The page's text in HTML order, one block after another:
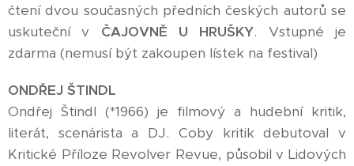
čtení dvou současných předních českých autorů se
uskuteční v ČAJOVNĚ U HRUŠKY. Vstupné je
zdarma (nemusí být zakoupen lístek na festival)
ONDŘEJ ŠTINDL
Ondřej Štindl (*1966) je filmový a hudební kritik,
literát, scenárista a DJ. Coby kritik debutoval v
Kritické Příloze Revolver Revue, působil v Lidových